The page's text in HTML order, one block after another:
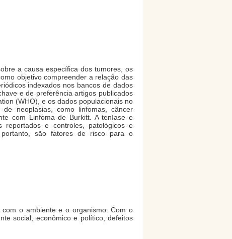
a causa específica dos tumores, os
objetivo compreender a relação das
indexados nos bancos de dados
e de preferência artigos publicados
(WHO), e os dados populacionais no
neoplasias, como linfomas, câncer
com Linfoma de Burkitt. A teníase e
reportados e controles, patológicos e
são fatores de risco para o
o ambiente e o organismo. Com o
social, econômico e político, defeitos